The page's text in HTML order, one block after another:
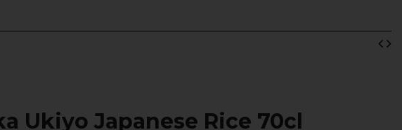
Ukiyo Japanese Rice 70cl